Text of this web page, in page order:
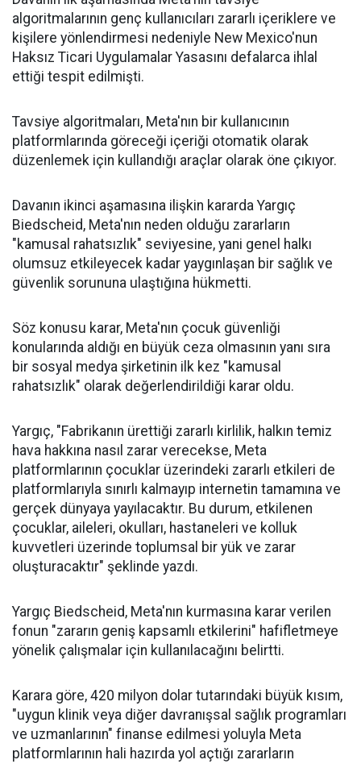
algoritmalarının genç kullanıcıları zararlı içeriklere ve
kişilere yönlendirmesi nedeniyle New Mexico'nun
Haksız Ticari Uygulamalar Yasasını defalarca ihlal
ettiği tespit edilmişti.
Tavsiye algoritmaları, Meta'nın bir kullanıcının
platformlarında göreceği içeriği otomatik olarak
düzenlemek için kullandığı araçlar olarak öne çıkıyor.
Davanın ikinci aşamasına ilişkin kararda Yargıç
Biedscheid, Meta'nın neden olduğu zararların
"kamusal rahatsızlık" seviyesine, yani genel halkı
olumsuz etkileyecek kadar yaygınlaşan bir sağlık ve
güvenlik sorununa ulaştığına hükmetti.
Söz konusu karar, Meta'nın çocuk güvenliği
konularında aldığı en büyük ceza olmasının yanı sıra
bir sosyal medya şirketinin ilk kez "kamusal
rahatsızlık" olarak değerlendirildiği karar oldu.
Yargıç, "Fabrikanın ürettiği zararlı kirlilik, halkın temiz
hava hakkına nasıl zarar verecekse, Meta
platformlarının çocuklar üzerindeki zararlı etkileri de
platformlarıyla sınırlı kalmayıp internetin tamamına ve
gerçek dünyaya yayılacaktır. Bu durum, etkilenen
çocuklar, aileleri, okulları, hastaneleri ve kolluk
kuvvetleri üzerinde toplumsal bir yük ve zarar
oluşturacaktır" şeklinde yazdı.
Yargıç Biedscheid, Meta'nın kurmasına karar verilen
fonun "zararın geniş kapsamlı etkilerini" hafifletmeye
yönelik çalışmalar için kullanılacağını belirtti.
Karara göre, 420 milyon dolar tutarındaki büyük kısım,
"uygun klinik veya diğer davranışsal sağlık programları
ve uzmanlarının" finanse edilmesi yoluyla Meta
platformlarının hali hazırda yol açtığı zararların